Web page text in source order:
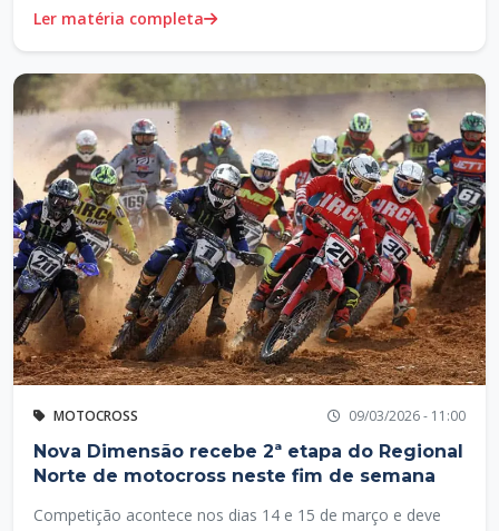
Ler matéria completa
MOTOCROSS 09/03/2026 - 11:00
Nova Dimensão recebe 2ª etapa do Regional
Norte de motocross neste fim de semana
Competição acontece nos dias 14 e 15 de março e deve